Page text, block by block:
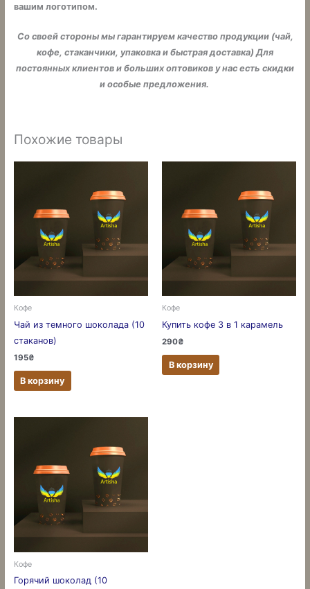
вашим логотипом.
Со своей стороны мы гарантируем качество продукции (чай,
кофе, стаканчики, упаковка и быстрая доставка) Для
постоянных клиентов и больших оптовиков у нас есть скидки
и особые предложения.
Похожие товары
Кофе
Чай из темного шоколада (10
стаканов)
195₴
В корзину
Кофе
Купить кофе 3 в 1 карамель
290₴
В корзину
Кофе
Горячий шоколад (10